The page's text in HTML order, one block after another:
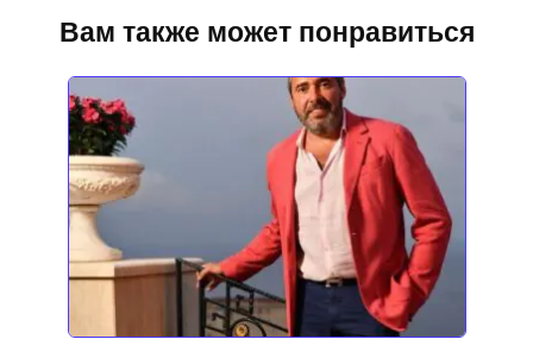
Вам также может понравиться